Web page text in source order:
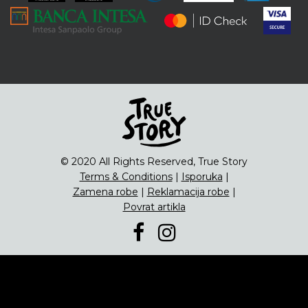
© 2020 All Rights Reserved, True Story
Terms & Conditions| Isporuka |
Zamena robe | Reklamacija robe |
Povrat artikla
Čipsevi